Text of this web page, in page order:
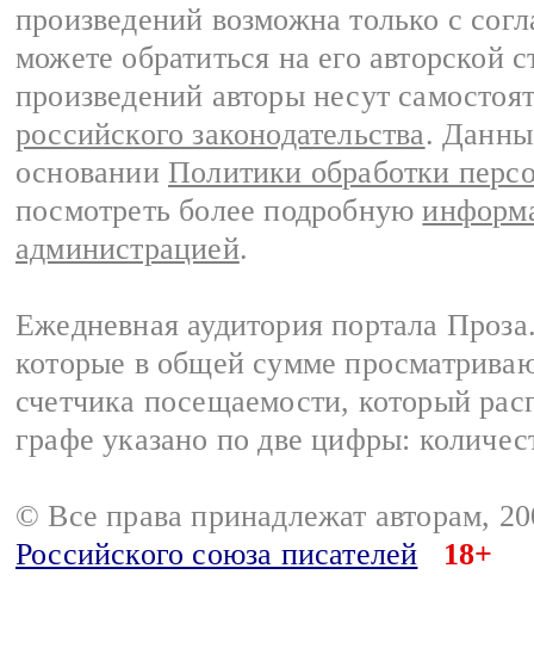
произведений возможна только с
можете обратиться на его авторской
произведений авторы несут
российского законодательства.
основании Политики обработки
посмотреть более подробную
администрацией.
Ежедневная аудитория портала
которые в общей сумме
счетчика посещаемости, который
графе указано по две цифры:
© Все права принадлежат авторам,
Российского союза писателей
18+